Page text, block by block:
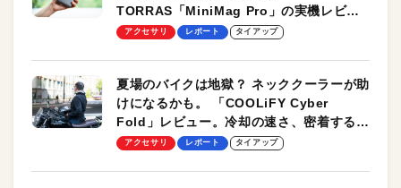
TORRAS「MiniMag Pro」の実機レビュ
ーも
アクセサリ レポート タイアップ
夏場のバイクは地獄？ ネッククーラーが助
けになるかも。 「COOLiFY Cyber
Fold」レビュー。冷却の速さ、密着する冷
却プレート、シンプルな操作性がグッド！
アクセサリ レポート タイアップ